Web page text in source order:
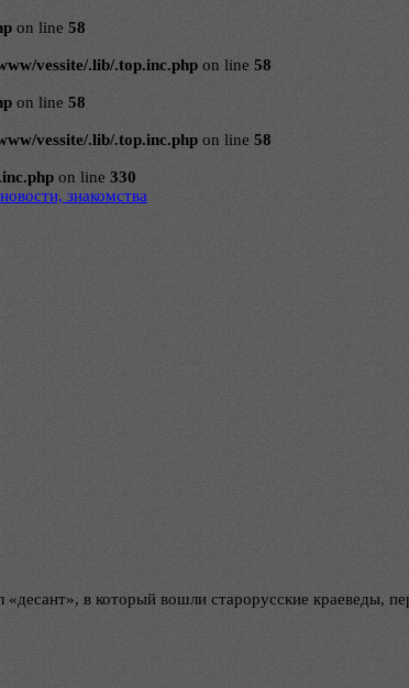
on line 58
vessite/.lib/.top.inc.php on line 58
on line 58
vessite/.lib/.top.inc.php on line 58
on line 330
знакомства
в который вошли старорусские краеведы,